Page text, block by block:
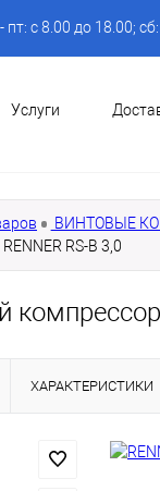
пт: с 8.00 до 18.00;
Услуги
ВИНТОВЫЕ
RS-B 3,0
ХАРАКТЕРИСТИКИ